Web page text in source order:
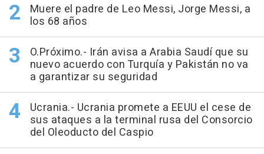
Muere el padre de Leo Messi, Jorge Messi, a
los 68 años
O.Próximo.- Irán avisa a Arabia Saudí que su
nuevo acuerdo con Turquía y Pakistán no va
a garantizar su seguridad
Ucrania.- Ucrania promete a EEUU el cese de
sus ataques a la terminal rusa del Consorcio
del Oleoducto del Caspio